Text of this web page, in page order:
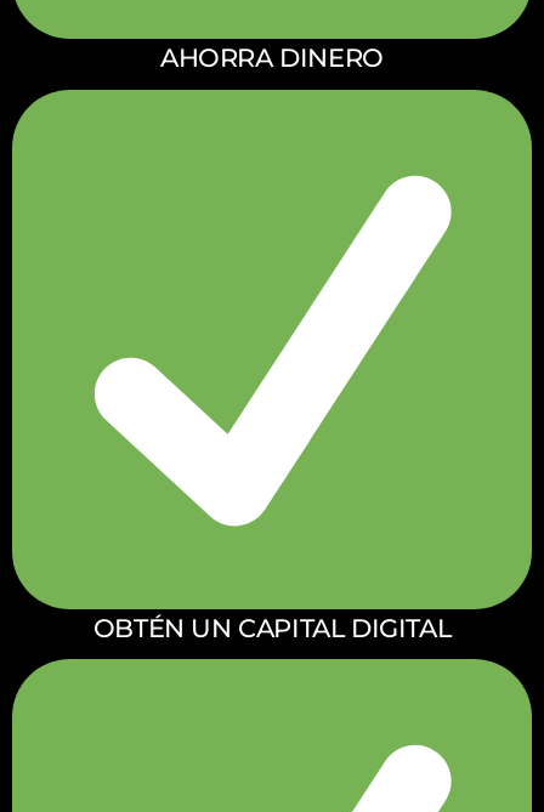
AHORRA DINERO
OBTÉN UN CAPITAL DIGITAL